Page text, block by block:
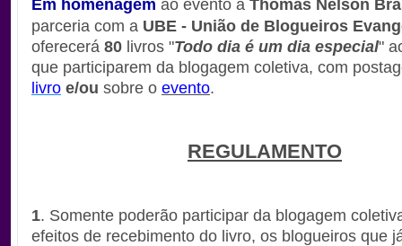
Em homenagem ao evento a Thomas Nelson
parceria com a UBE - União de Blogueiros
oferecerá 80 livros "Todo dia é um dia especial"
que participarem da blogagem coletiva, com
livro e/ou sobre o evento.
REGULAMENTO
1. Somente poderão participar da blogagem
efeitos de recebimento do livro, os blogueiros que